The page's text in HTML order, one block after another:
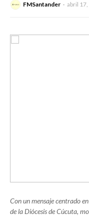
FMSantander abril
Con un mensaje centrado
de la Diócesis de Cúcuta,